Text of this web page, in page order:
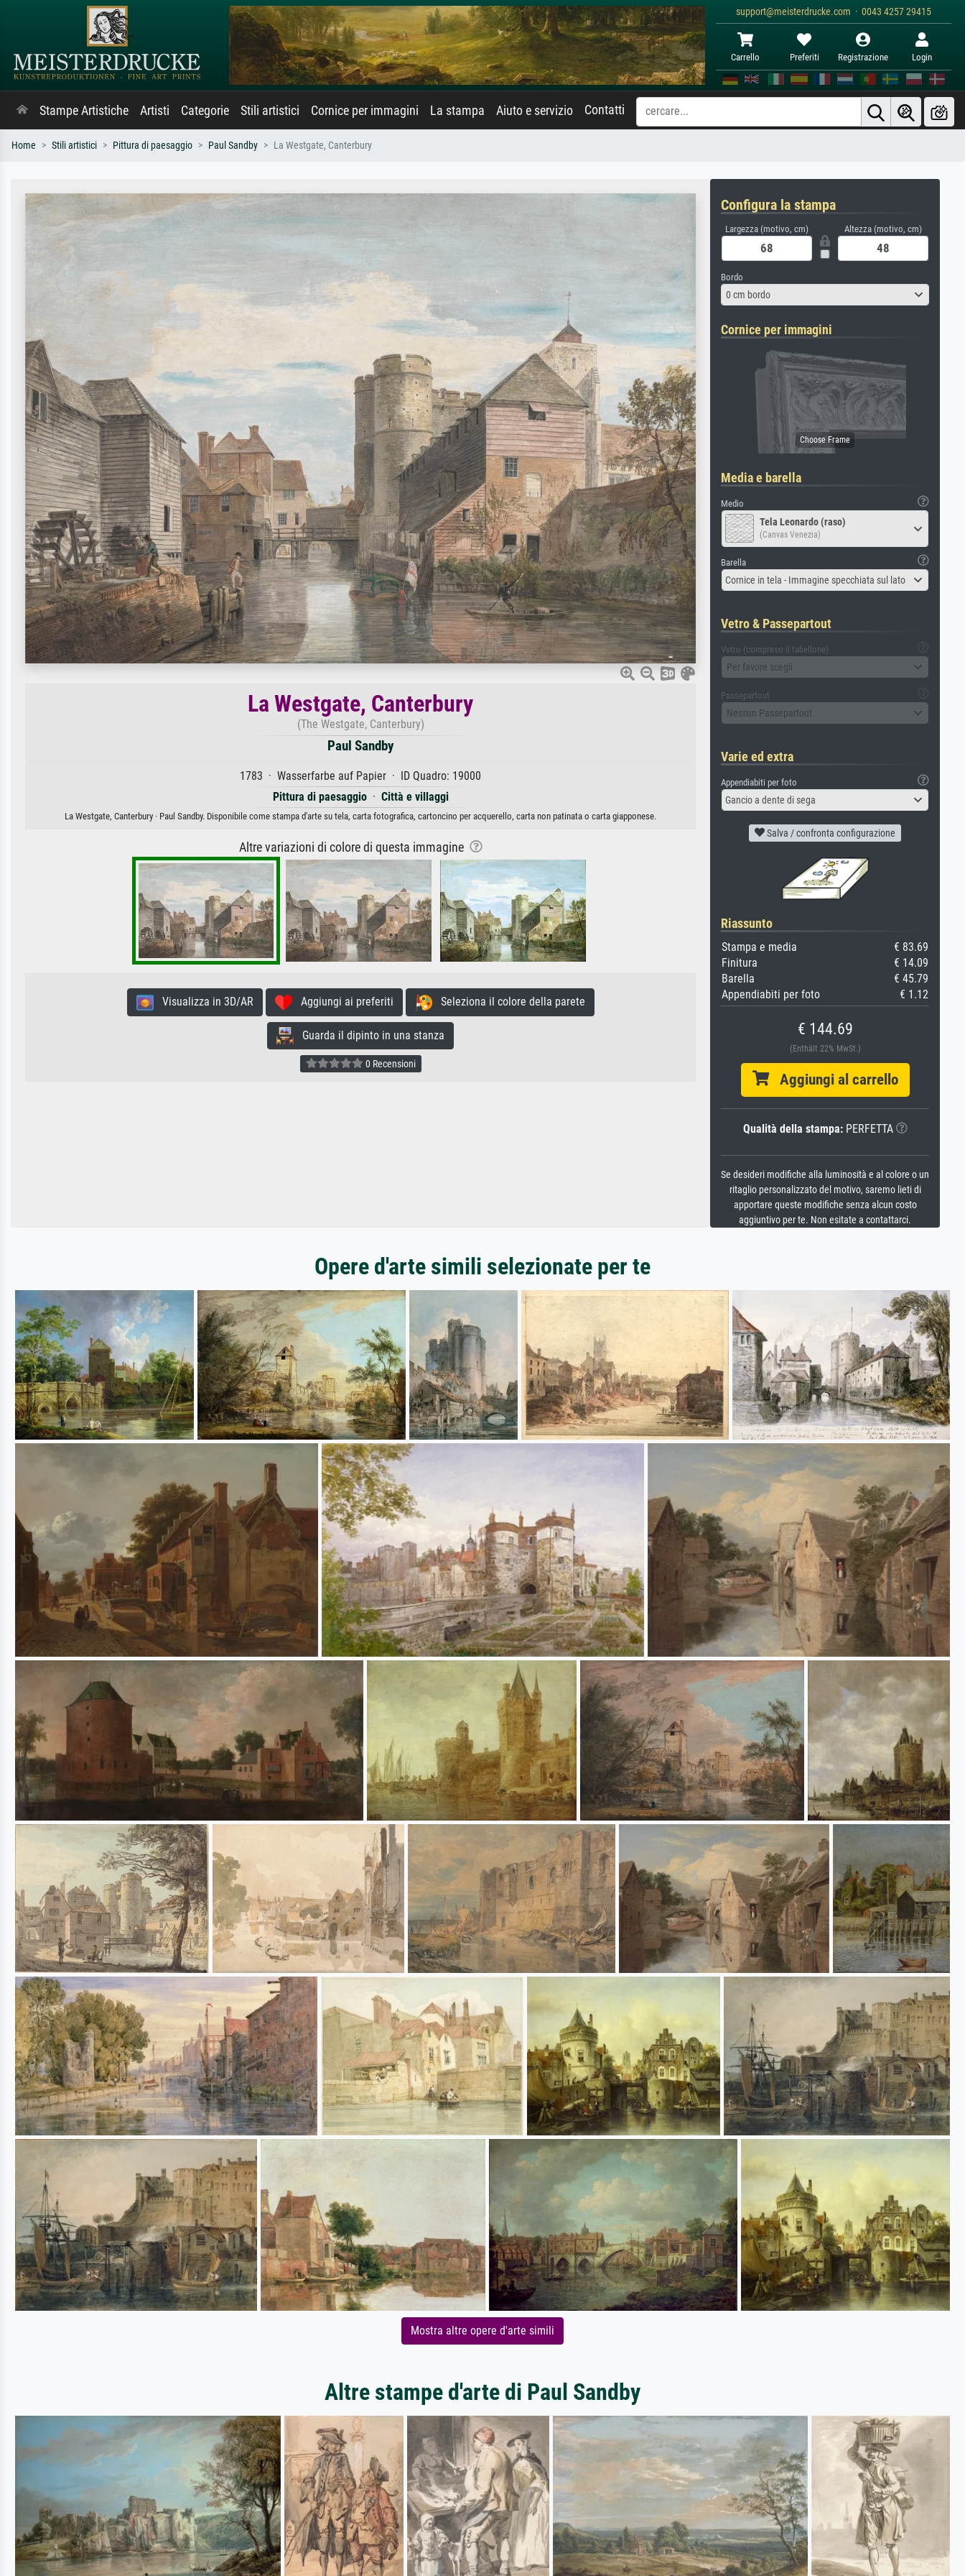
support@meisterdrucke.com · 0043 4257 29415
Carrello Preferiti Registrazione Login
Stampe Artistiche Artisti Categorie Stili artistici Cornice per immagini La stampa Aiuto e servizio Contatti
Home Stili artistici Pittura di paesaggio Paul Sandby La Westgate, Canterbury
La Westgate, Canterbury
(The Westgate, Canterbury)
Paul Sandby
1783 · Wasserfarbe auf Papier · ID Quadro: 19000
Pittura di paesaggio· Città e villaggi
La Westgate, Canterbury · Paul Sandby. Disponibile come stampa d'arte su tela, carta fotografica, cartoncino per acquerello, carta non patinata o carta giapponese.
Altre variazioni di colore di questa immagine
Visualizza in 3D/AR Aggiungi ai preferiti Seleziona il colore della parete
Guarda il dipinto in una stanza
0 Recensioni
Configura la stampa
Largezza (motivo, cm) Altezza (motivo, cm)
Bordo
0 cm bordo
Cornice per immagini
Media e barella
Medio
Tela Leonardo (raso)
(Canvas Venezia)
Barella
Cornice in tela - Immagine specchiata sul lato
Vetro & Passepartout
Vetro (compreso il tabellone)
Per favore scegli
Passepartout
Nessun Passepartout
Varie ed extra
Appendiabiti per foto
Gancio a dente di sega
Salva / confronta configurazione
Riassunto
Stampa e media
€ 83.69
Finitura
€ 14.09
Barella
€ 45.79
Appendiabiti per foto
€ 1.12
€ 144.69
(Enthält 22% MwSt.)
Aggiungi al carrello
Qualità della stampa:PERFETTA
Se desideri modifiche alla luminosità e al colore o un
ritaglio personalizzato del motivo, saremo lieti di
apportare queste modifiche senza alcun costo
aggiuntivo per te. Non esitate a contattarci.
Opere d'arte simili selezionate per te
Mostra altre opere d'arte simili
Altre stampe d'arte di Paul Sandby